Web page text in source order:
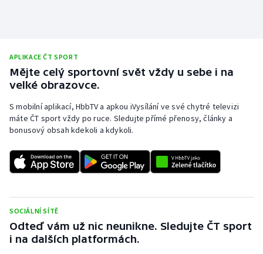
APLIKACE ČT SPORT
Mějte celý sportovní svět vždy u sebe i na
velké obrazovce.
S mobilní aplikací, HbbTV a apkou iVysílání ve své chytré televizi
máte ČT sport vždy po ruce. Sledujte přímé přenosy, články a
bonusový obsah kdekoli a kdykoli.
SOCIÁLNÍ SÍTĚ
Odteď vám už nic neunikne. Sledujte ČT sport
i na dalších platformách.